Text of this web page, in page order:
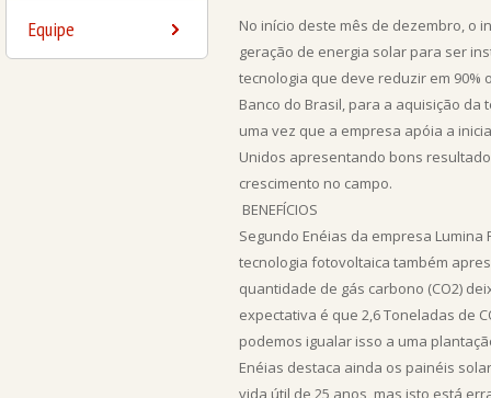
Equipe
No início deste mês de dezembro, o
geração de energia solar para ser
tecnologia que deve reduzir em
Banco do Brasil, para a aquisição
uma vez que a empresa apóia a
Unidos apresentando bons
crescimento no campo.
BENEFÍCIOS
Segundo Enéias da empresa
tecnologia fotovoltaica também
quantidade de gás carbono (CO2)
expectativa é que 2,6 Toneladas de
podemos igualar isso a uma
Enéias destaca ainda os painéis
vida útil de 25 anos, mas isto está